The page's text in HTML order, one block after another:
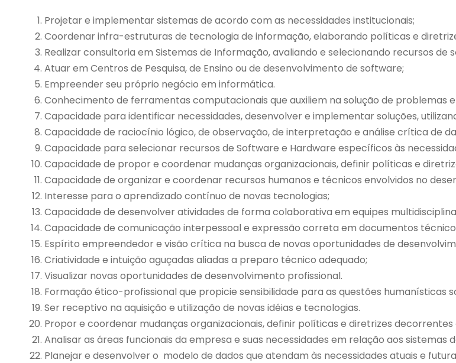
Projetar e implementar sistemas de acordo com as necessidades institucionais;
Coordenar infra-estruturas de tecnologia de informação, elaborando políticas e
Realizar consultoria em Sistemas de Informação, avaliando e selecionando recursos de
Atuar em Centros de Pesquisa, de Ensino ou de desenvolvimento de software;
Empreender seu próprio negócio em informática.
Conhecimento de ferramentas computacionais que auxiliem na solução de problemas
Capacidade para identificar necessidades, desenvolver e implementar soluções,
Capacidade de raciocínio lógico, de observação, de interpretação e análise crítica de
Capacidade para selecionar recursos de Software e Hardware específicos às
Capacidade de propor e coordenar mudanças organizacionais, definir políticas e
Capacidade de organizar e coordenar recursos humanos e técnicos envolvidos no
Interesse para o aprendizado contínuo de novas tecnologias;
Capacidade de desenvolver atividades de forma colaborativa em equipes
Capacidade de comunicação interpessoal e expressão correta em documentos
Espírito empreendedor e visão crítica na busca de novas oportunidades de
Criatividade e intuição aguçadas aliadas a preparo técnico adequado;
Visualizar novas oportunidades de desenvolvimento profissional.
Formação ético-profissional que propicie sensibilidade para as questões humanísticas
Ser receptivo na aquisição e utilização de novas idéias e tecnologias.
Propor e coordenar mudanças organizacionais, definir políticas e diretrizes
Analisar as áreas funcionais da empresa e suas necessidades em relação aos sistemas
Planejar e desenvolver o modelo de dados que atendam às necessidades atuais e